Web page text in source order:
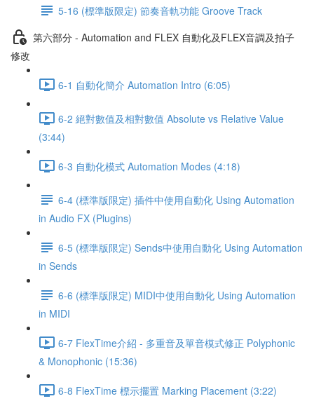
5-16 (標準版限定) 節奏音軌功能 Groove Track
第六部分 - Automation and FLEX 自動化及FLEX音調及拍子
修改
6-1 自動化簡介 Automation Intro (6:05)
6-2 絕對數值及相對數值 Absolute vs Relative Value
(3:44)
6-3 自動化模式 Automation Modes (4:18)
6-4 (標準版限定) 插件中使用自動化 Using Automation
in Audio FX (Plugins)
6-5 (標準版限定) Sends中使用自動化 Using Automation
in Sends
6-6 (標準版限定) MIDI中使用自動化 Using Automation
in MIDI
6-7 FlexTime介紹 - 多重音及單音模式修正 Polyphonic
& Monophonic (15:36)
6-8 FlexTime 標示擺置 Marking Placement (3:22)